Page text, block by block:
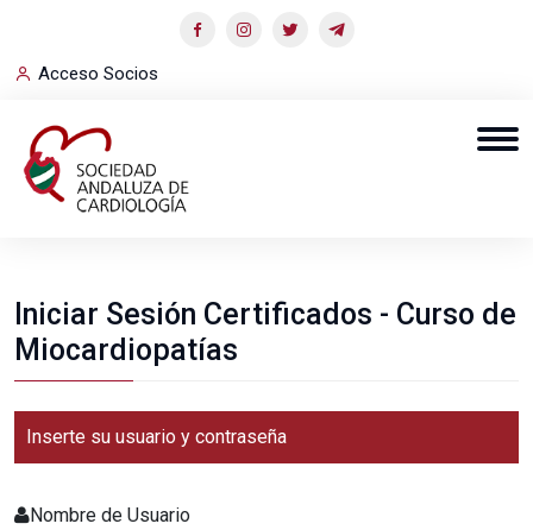
Acceso Socios
Iniciar Sesión Certificados - Curso de
Miocardiopatías
Inserte su usuario y contraseña
Nombre de Usuario